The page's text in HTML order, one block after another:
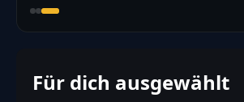
Für dich ausgewählt